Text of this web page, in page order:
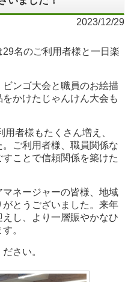
2023/12/29
名のご利用者様と一日楽
ンゴ大会と職員のお絵描
かけたじゃんけん大会も
者様もたくさん増え、
ご利用者様、職員関係な
ことで信頼関係を築けた
ネージャーの皆様、地域
とうございました。来年
し、より一層賑やかなひ
。
さい。